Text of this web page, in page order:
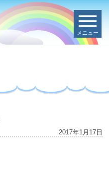
メニュー
2017年1月17日